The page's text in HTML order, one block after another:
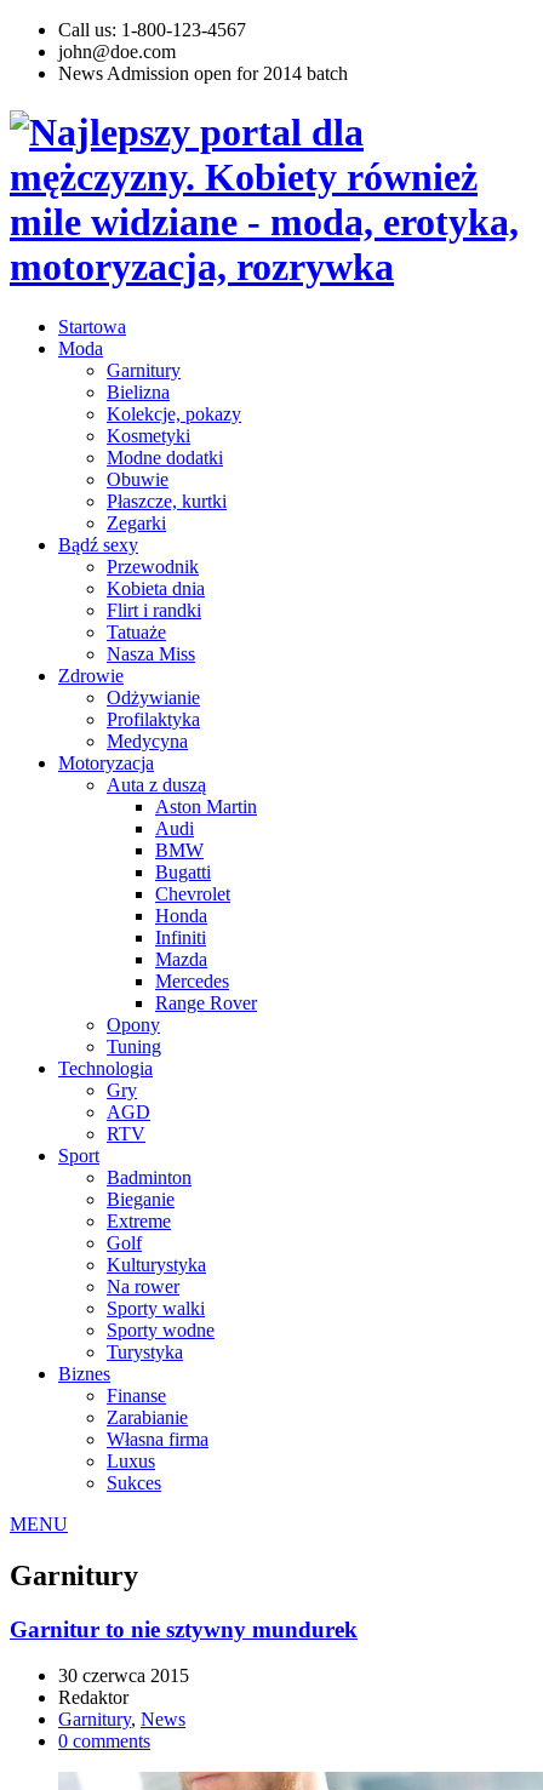
Call us: 1-800-123-4567
john@doe.com
News Admission open for 2014 batch
Startowa
Moda
Garnitury
Bielizna
Kolekcje, pokazy
Kosmetyki
Modne dodatki
Obuwie
Płaszcze, kurtki
Zegarki
Bądź sexy
Przewodnik
Kobieta dnia
Flirt i randki
Tatuaże
Nasza Miss
Zdrowie
Odżywianie
Profilaktyka
Medycyna
Motoryzacja
Auta z duszą
Aston Martin
Audi
BMW
Bugatti
Chevrolet
Honda
Infiniti
Mazda
Mercedes
Range Rover
Opony
Tuning
Technologia
Gry
AGD
RTV
Sport
Badminton
Bieganie
Extreme
Golf
Kulturystyka
Na rower
Sporty walki
Sporty wodne
Turystyka
Biznes
Finanse
Zarabianie
Własna firma
Luxus
Sukces
MENU
Garnitury
Garnitur to nie sztywny mundurek
30 czerwca 2015
Redaktor
Garnitury, News
0 comments